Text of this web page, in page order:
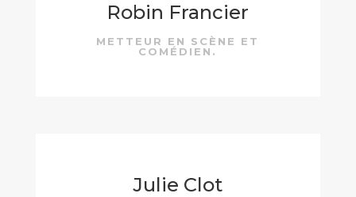
Robin Francier
METTEUR EN SCÈNE ET
COMÉDIEN.
Julie Clot